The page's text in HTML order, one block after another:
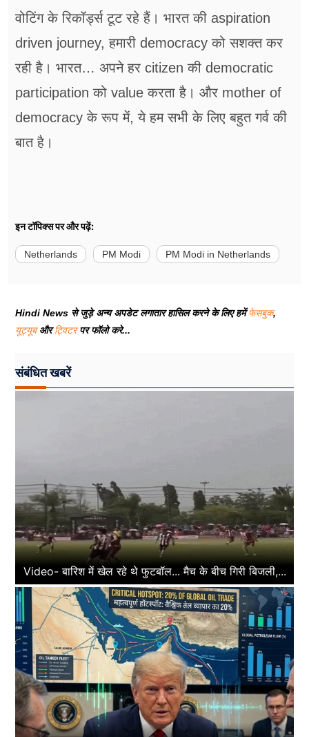
वोटिंग के रिकॉर्ड्स टूट रहे हैं। भारत की aspiration
driven journey, हमारी democracy को सशक्त कर
रही है। भारत… अपने हर citizen की democratic
participation को value करता है। और mother of
democracy के रूप में, ये हम सभी के लिए बहुत गर्व की
बात है।
इन टॉपिक्स पर और पढ़ें:
Netherlands PM Modi PM Modi in Netherlands
Hindi News से जुड़े अन्य अपडेट लगातार हासिल करने के लिए हमेंफेसबुक,
यूट्यूबऔरट्विटरपर फॉलो करे...
संबंधित खबरें
Video- बारिश में खेल रहे थे फुटबॉल... मैच के बीच गिरी बिजली,...